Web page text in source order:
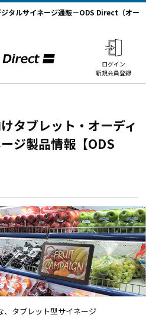
タルサイネージ通販－ODS Direct（オー
ログイン
新規会員登録
タブレット・オーディ
ジ製品情報【ODS
、タブレット型サイネージ